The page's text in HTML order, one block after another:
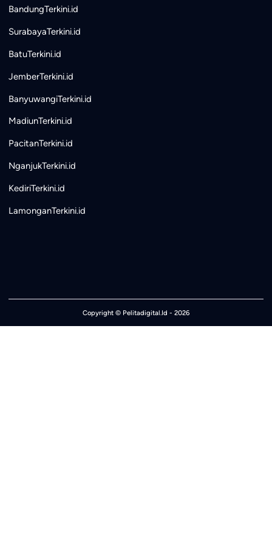
BandungTerkini.id
SurabayaTerkini.id
BatuTerkini.id
JemberTerkini.id
BanyuwangiTerkini.id
MadiunTerkini.id
PacitanTerkini.id
NganjukTerkini.id
KediriTerkini.id
LamonganTerkini.id
Copyright © Pelitadigital.Id - 2026